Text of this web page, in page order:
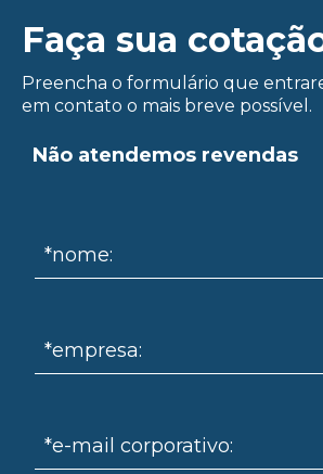
Faça sua
Preencha o formulário que
em contato o mais breve possível.
Não atendemos revendas
*nome:
*empresa:
*e-mail corporativo: